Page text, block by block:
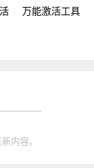
万能激活工具
内容。